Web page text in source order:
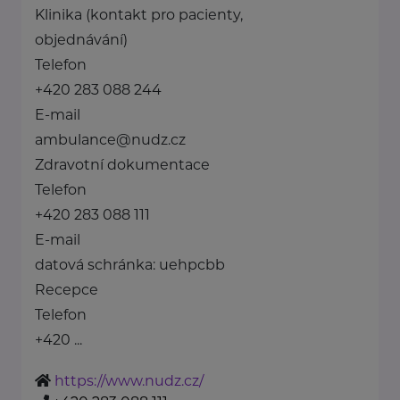
Klinika (kontakt pro pacienty,
objednávání)
Telefon
+420 283 088 244
E-mail
ambulance@nudz.cz
Zdravotní dokumentace
Telefon
+420 283 088 111
E-mail
datová schránka: uehpcbb
Recepce
Telefon
+420 ...
https://www.nudz.cz/